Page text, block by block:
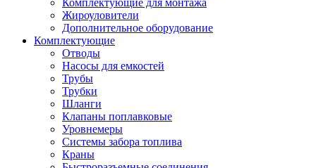
Комплектующие для монтажа
Жироуловители
Дополнительное оборудование
Комплектующие
Отводы
Насосы для емкостей
Трубы
Трубки
Шланги
Клапаны поплавковые
Уровнемеры
Системы забора топлива
Краны